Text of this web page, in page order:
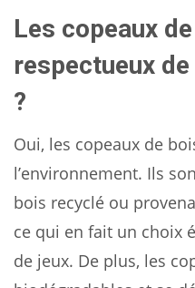
Les copeaux
respectueux
?
Oui, les copeaux de
l’environnement. Ils
bois recyclé ou
ce qui en fait un choix
de jeux. De plus, les